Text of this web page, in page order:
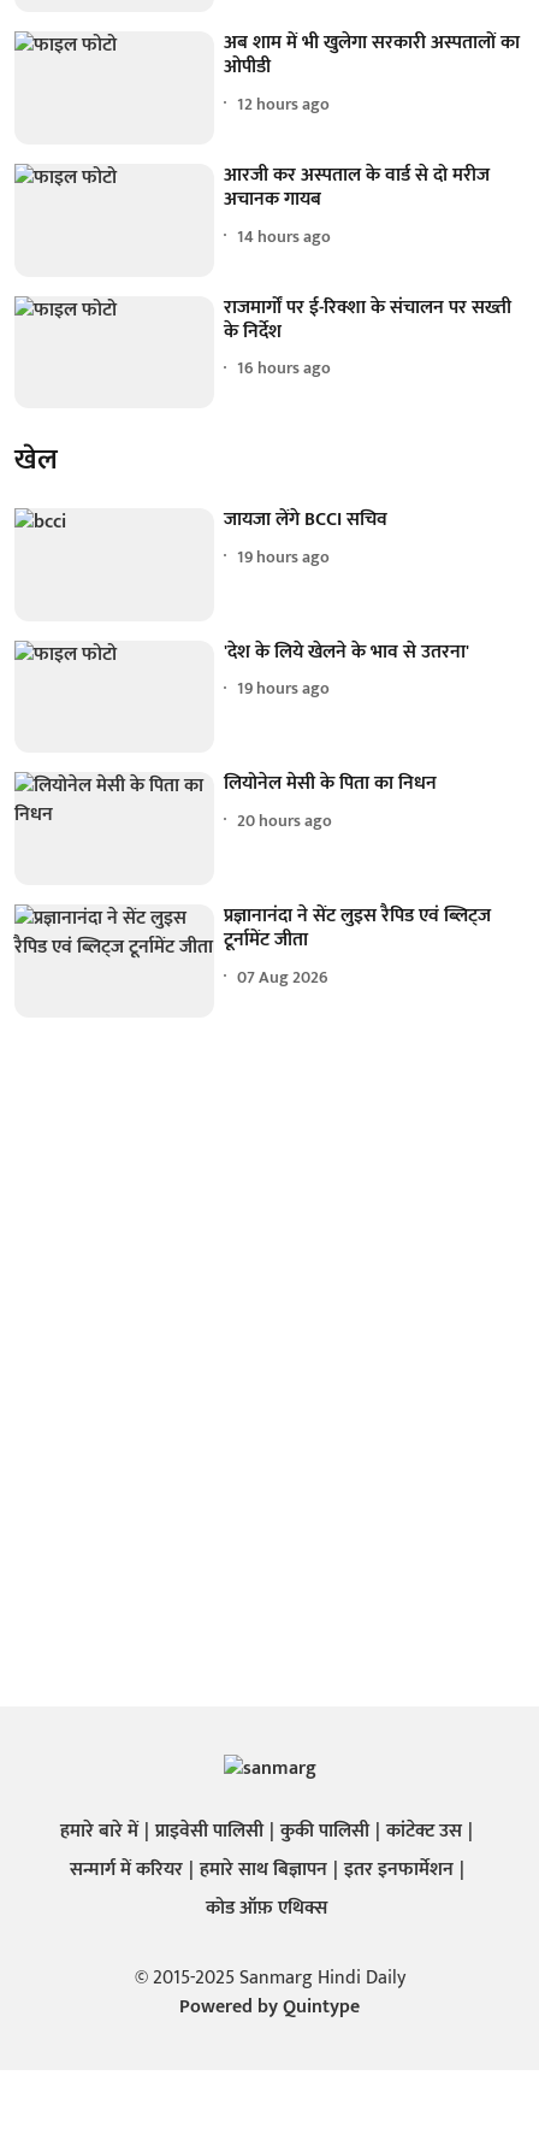
अब शाम में भी खुलेगा सरकारी अस्पतालों का
ओपीडी
12 hours ago
आरजी कर अस्पताल के वार्ड से दो मरीज
अचानक गायब
14 hours ago
राजमार्गों पर ई-रिक्शा के संचालन पर सख्ती
के निर्देश
16 hours ago
खेल
जायजा लेंगे BCCI सचिव
19 hours ago
'देश के लिये खेलने के भाव से उतरना'
19 hours ago
लियोनेल मेसी के पिता का निधन
20 hours ago
प्रज्ञानानंदा ने सेंट लुइस रैपिड एवं ब्लिट्ज
टूर्नामेंट जीता
07 Aug 2026
हमारे बारे में प्राइवेसी पालिसी कुकी पालिसी कांटेक्ट उस
सन्मार्ग में करियर हमारे साथ बिज्ञापन इतर इनफार्मेशन
कोड ऑफ़ एथिक्स
© 2015-2025 Sanmarg Hindi Daily
Powered byQuintype